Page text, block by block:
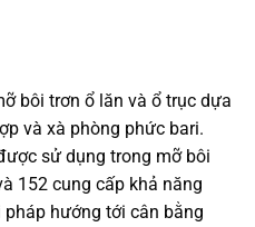
bôi trơn ổ lăn và ổ trục dựa
và xà phòng phức bari.
sử dụng trong mỡ bôi
152 cung cấp khả năng
hướng tới cân bằng